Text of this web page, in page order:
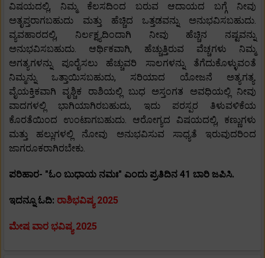
ವಿಷಯದಲ್ಲಿ, ನಿಮ್ಮ ಕೆಲಸದಿಂದ ಬರುವ ಆದಾಯದ ಬಗ್ಗೆ ನೀವು
ಅತೃಪ್ತರಾಗಬಹುದು ಮತ್ತು ಹೆಚ್ಚಿದ ಒತ್ತಡವನ್ನು ಅನುಭವಿಸಬಹುದು.
ವ್ಯವಹಾರದಲ್ಲಿ, ನಿರ್ಲಕ್ಷ್ಯದಿಂದಾಗಿ ನೀವು ಹೆಚ್ಚಿನ ನಷ್ಟವನ್ನು
ಅನುಭವಿಸಬಹುದು. ಆರ್ಥಿಕವಾಗಿ, ಹೆಚ್ಚುತ್ತಿರುವ ವೆಚ್ಚಗಳು ನಿಮ್ಮ
ಅಗತ್ಯಗಳನ್ನು ಪೂರೈಸಲು ಹೆಚ್ಚುವರಿ ಸಾಲಗಳನ್ನು ತೆಗೆದುಕೊಳ್ಳುವಂತೆ
ನಿಮ್ಮನ್ನು ಒತ್ತಾಯಿಸಬಹುದು, ಸರಿಯಾದ ಯೋಜನೆ ಅತ್ಯಗತ್ಯ.
ವೈಯಕ್ತಿಕವಾಗಿ ವೃಶ್ಚಿಕ ರಾಶಿಯಲ್ಲಿ ಬುಧ ಅಸ್ತಂಗತ ಅವಧಿಯಲ್ಲಿ ನೀವು
ವಾದಗಳಲ್ಲಿ ಭಾಗಿಯಾಗಿರಬಹುದು, ಇದು ಪರಸ್ಪರ ತಿಳುವಳಿಕೆಯ
ಕೊರತೆಯಿಂದ ಉಂಟಾಗಬಹುದು. ಆರೋಗ್ಯದ ವಿಷಯದಲ್ಲಿ, ಕಣ್ಣುಗಳು
ಮತ್ತು ಹಲ್ಲುಗಳಲ್ಲಿ ನೋವು ಅನುಭವಿಸುವ ಸಾಧ್ಯತೆ ಇರುವುದರಿಂದ
ಜಾಗರೂಕರಾಗಿರಬೇಕು.
ಪರಿಹಾರ- "ಓಂ ಬುಧಾಯ ನಮಃ" ಎಂದು ಪ್ರತಿದಿನ 41 ಬಾರಿ ಜಪಿಸಿ.
ಇದನ್ನೂ ಓದಿ: ರಾಶಿಭವಿಷ್ಯ 2025
ಮೇಷ ವಾರ ಭವಿಷ್ಯ 2025